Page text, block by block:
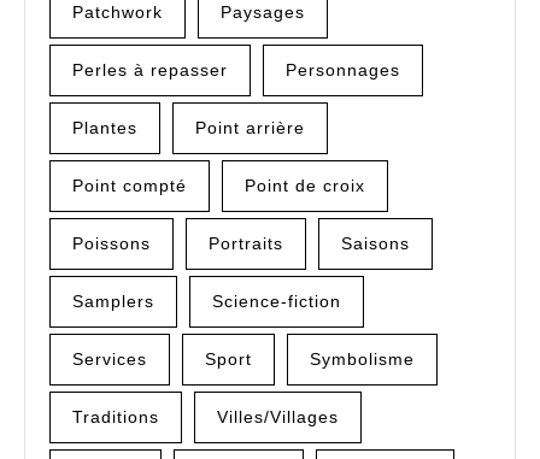
Patchwork Paysages
Perles à repasser Personnages
Plantes Point arrière
Point compté Point de croix
Poissons Portraits Saisons
Samplers Science-fiction
Services Sport Symbolisme
Traditions Villes/Villages